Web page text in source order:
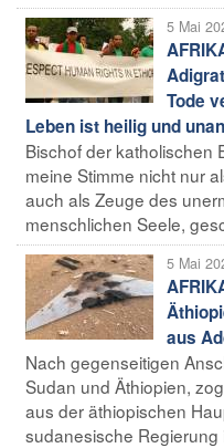
5 Mai
Tode
Leben ist heilig und
Bischof der katholischen
meine Stimme nicht nur
auch als Zeuge des
menschlichen Seele,
5 Mai
aus
Nach gegenseitigen
Sudan und Äthiopien,
aus der äthiopischen
sudanesische Regierung